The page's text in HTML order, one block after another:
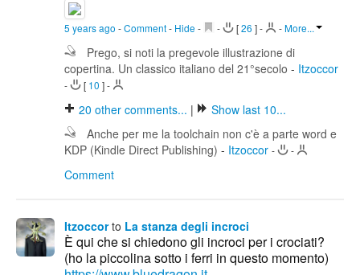
5 years ago -Comment- Hide - - [26 ]- -More...
Prego, si noti la pregevole illustrazione di
copertina. Un classico italiano del 21°secolo - Itzoccor
- [ 10 ]-
20 other comments... |
Show last 10...
Anche per me la toolchain non c'è a parte word e
KDP (Kindle Direct Publishing) - Itzoccor - -
Comment
Itzoccor to La stanza degli incroci
È qui che si chiedono gli incroci per i crociati?
(ho la piccolina sotto i ferri in questo momento)